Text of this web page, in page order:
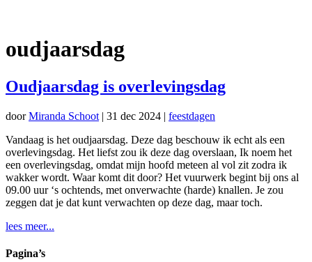
oudjaarsdag
Oudjaarsdag is overlevingsdag
doorMiranda Schoot | 31 dec 2024 | feestdagen
Vandaag is het oudjaarsdag. Deze dag beschouw ik echt als een
overlevingsdag. Het liefst zou ik deze dag overslaan, Ik noem het
een overlevingsdag, omdat mijn hoofd meteen al vol zit zodra ik
wakker wordt. Waar komt dit door? Het vuurwerk begint bij ons al
09.00 uur ‘s ochtends, met onverwachte (harde) knallen. Je zou
zeggen dat je dat kunt verwachten op deze dag, maar toch.
lees meer...
Pagina’s